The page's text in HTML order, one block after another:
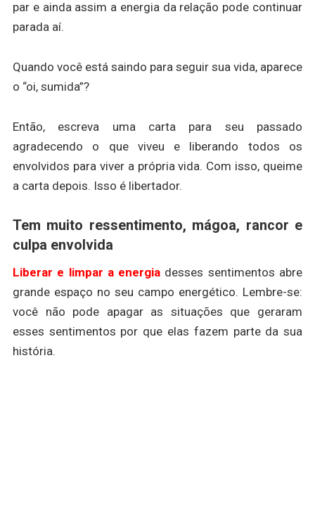
par e ainda assim a energia da relação pode continuar
parada aí.
Quando você está saindo para seguir sua vida, aparece
o “oi, sumida”?
Então, escreva uma carta para seu passado
agradecendo o que viveu e liberando todos os
envolvidos para viver a própria vida. Com isso, queime
a carta depois. Isso é libertador.
Tem muito ressentimento, mágoa, rancor e
culpa envolvida
Liberar e limpar a energia desses sentimentos abre
grande espaço no seu campo energético. Lembre-se:
você não pode apagar as situações que geraram
esses sentimentos por que elas fazem parte da sua
história.